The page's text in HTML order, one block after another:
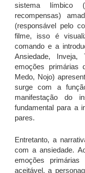
sistema límbico
recompensas)
(responsável pelo
filme, isso é
comando e a
Ansiedade,
emoções primárias
Medo, Nojo)
surge com a
manifestação do
fundamental para a
pares.
Entretanto, a
com a ansiedade.
emoções
aceitável, a